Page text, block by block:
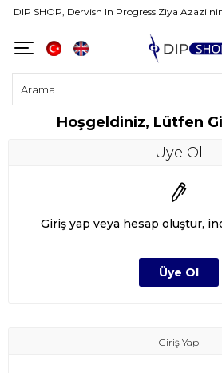
DIP SHOP, Dervish In Progress Ziya
Hoşgeldiniz, Lütfen
Üye Ol
Giriş yap veya hesap oluştur,
Giriş Yap